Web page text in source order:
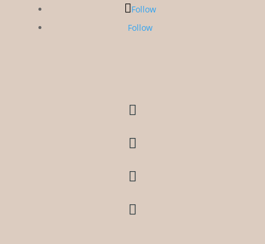
Follow
Follow



